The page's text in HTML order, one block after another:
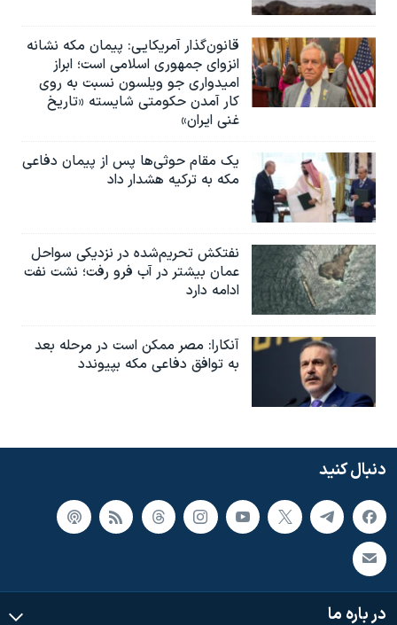
قانون‌گذار آمریکایی: پیمان مکه نشانه
انزوای جمهوری اسلامی است؛ ابراز
امیدواری جو ویلسون نسبت به روی
کار آمدن حکومتی شایسته «تاریخ
غنی ایران»
یک مقام حوثی‌ها پس از پیمان دفاعی
مکه به ترکیه هشدار داد
نفتکش تحریم‌شده در نزدیکی سواحل
عمان بیشتر در آب فرو رفت؛ نشت نفت
ادامه دارد
آنکارا: مصر ممکن است در مرحله بعد
به توافق دفاعی مکه بپیوندد
دنبال کنید
در باره ما